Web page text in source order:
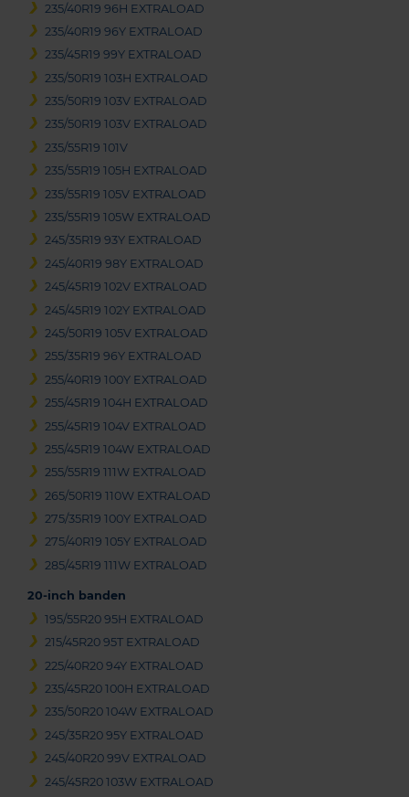
235/40R19 96H EXTRALOAD
235/40R19 96Y EXTRALOAD
235/45R19 99Y EXTRALOAD
235/50R19 103H EXTRALOAD
235/50R19 103V EXTRALOAD
235/50R19 103V EXTRALOAD
235/55R19 101V
235/55R19 105H EXTRALOAD
235/55R19 105V EXTRALOAD
235/55R19 105W EXTRALOAD
245/35R19 93Y EXTRALOAD
245/40R19 98Y EXTRALOAD
245/45R19 102V EXTRALOAD
245/45R19 102Y EXTRALOAD
245/50R19 105V EXTRALOAD
255/35R19 96Y EXTRALOAD
255/40R19 100Y EXTRALOAD
255/45R19 104H EXTRALOAD
255/45R19 104V EXTRALOAD
255/45R19 104W EXTRALOAD
255/55R19 111W EXTRALOAD
265/50R19 110W EXTRALOAD
275/35R19 100Y EXTRALOAD
275/40R19 105Y EXTRALOAD
285/45R19 111W EXTRALOAD
20-inch banden
195/55R20 95H EXTRALOAD
215/45R20 95T EXTRALOAD
225/40R20 94Y EXTRALOAD
235/45R20 100H EXTRALOAD
235/50R20 104W EXTRALOAD
245/35R20 95Y EXTRALOAD
245/40R20 99V EXTRALOAD
245/45R20 103W EXTRALOAD